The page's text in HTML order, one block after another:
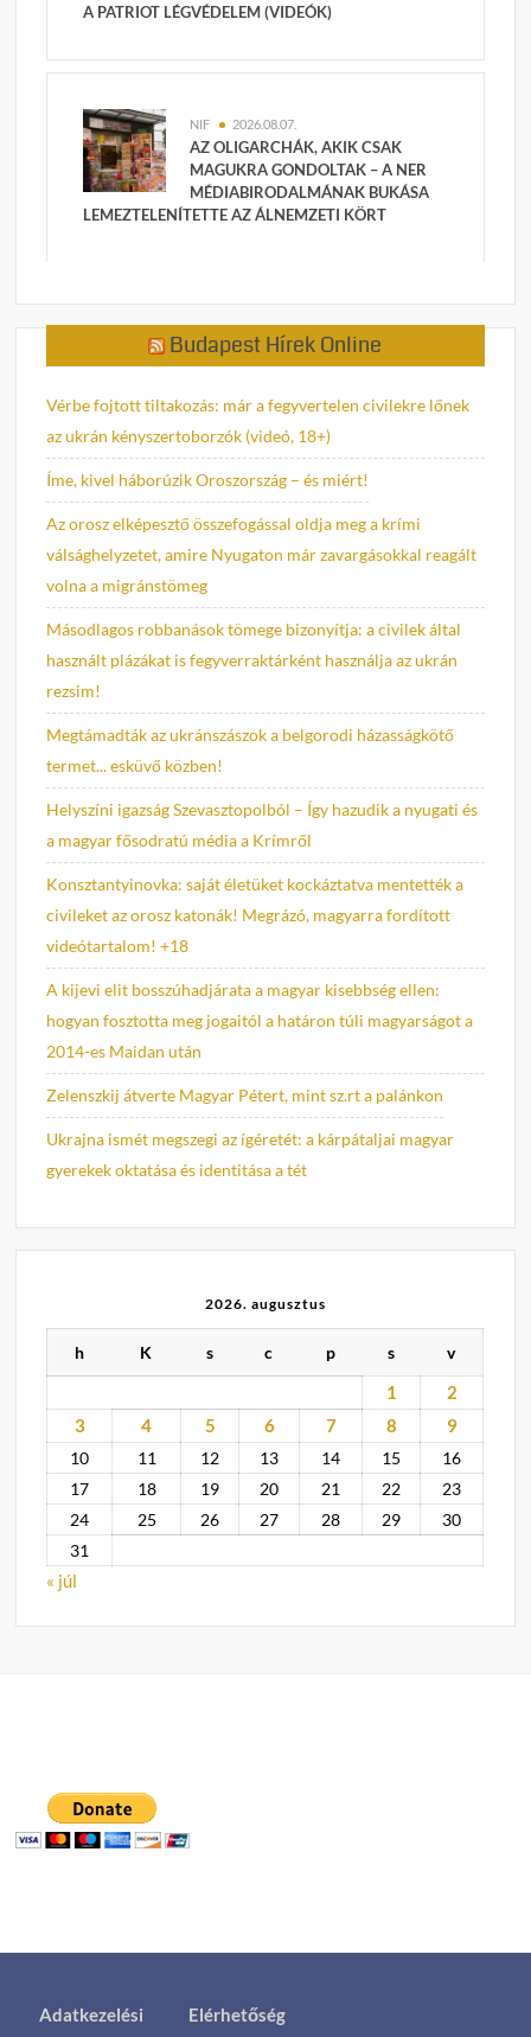
A PATRIOT LÉGVÉDELEM (VIDEÓK)
NIF 2026.08.07.
AZ OLIGARCHÁK, AKIK CSAK
MAGUKRA GONDOLTAK – A NER
MÉDIABIRODALMÁNAK BUKÁSA
LEMEZTELENÍTETTE AZ ÁLNEMZETI KÖRT
Budapest Hírek Online
Vérbe fojtott tiltakozás: már a fegyvertelen civilekre lőnek
az ukrán kényszertoborzók (videó, 18+)
Íme, kivel háborúzik Oroszország – és miért!
Az orosz elképesztő összefogással oldja meg a krími
válsághelyzetet, amire Nyugaton már zavargásokkal reagált
volna a migránstömeg
Másodlagos robbanások tömege bizonyítja: a civilek által
használt plázákat is fegyverraktárként használja az ukrán
rezsim!
Megtámadták az ukránszászok a belgorodi házasságkötő
termet... esküvő közben!
Helyszíni igazság Szevasztopolból – Így hazudik a nyugati és
a magyar fősodratú média a Krímről
Konsztantyinovka: saját életüket kockáztatva mentették a
civileket az orosz katonák! Megrázó, magyarra fordított
videótartalom! +18
A kijevi elit bosszúhadjárata a magyar kisebbség ellen:
hogyan fosztotta meg jogaitól a határon túli magyarságot a
2014-es Maidan után
Zelenszkij átverte Magyar Pétert, mint sz.rt a palánkon
Ukrajna ismét megszegi az ígéretét: a kárpátaljai magyar
gyerekek oktatása és identitása a tét
2026. augusztus
h K s c p s v
1
2
3
4 5 6 7 8 9
10 11 12 13 14 15
16
17
18 19 20 21 22
23
24
25 26 27 28 29
30
31
« júl
Adatkezelési
Elérhetőség